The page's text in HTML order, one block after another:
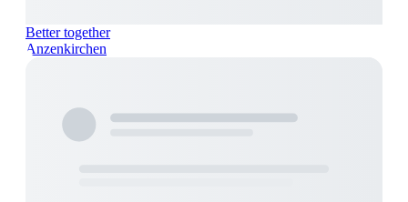
Better together
Anzenkirchen